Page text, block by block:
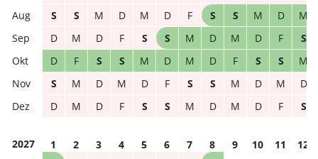
S
S M D M D F S S M D
M
D
M D F S S M D M D F
S
D
F S S M D M D F S S
M
S
M D M D F S S M D M
D
D
M D F S S M D M D F S
2027 1 2 3 4 5 6 7 8 9 10 11
12